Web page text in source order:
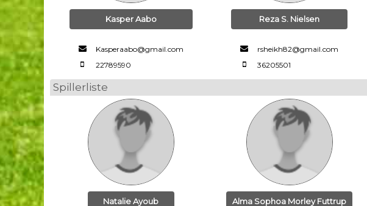
Kasper Aabo
Kasperaabo@gmail.com
22789590
Reza S. Nielsen
rsheikh82@gmail.com
36205501
Spillerliste
Natalie Ayoub Alma Sophoa Morley Futtrup